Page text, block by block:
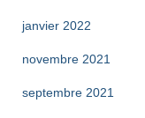
janvier 2022
novembre 2021
septembre 2021